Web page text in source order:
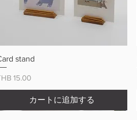
stand
格 15.00
カートに追加する